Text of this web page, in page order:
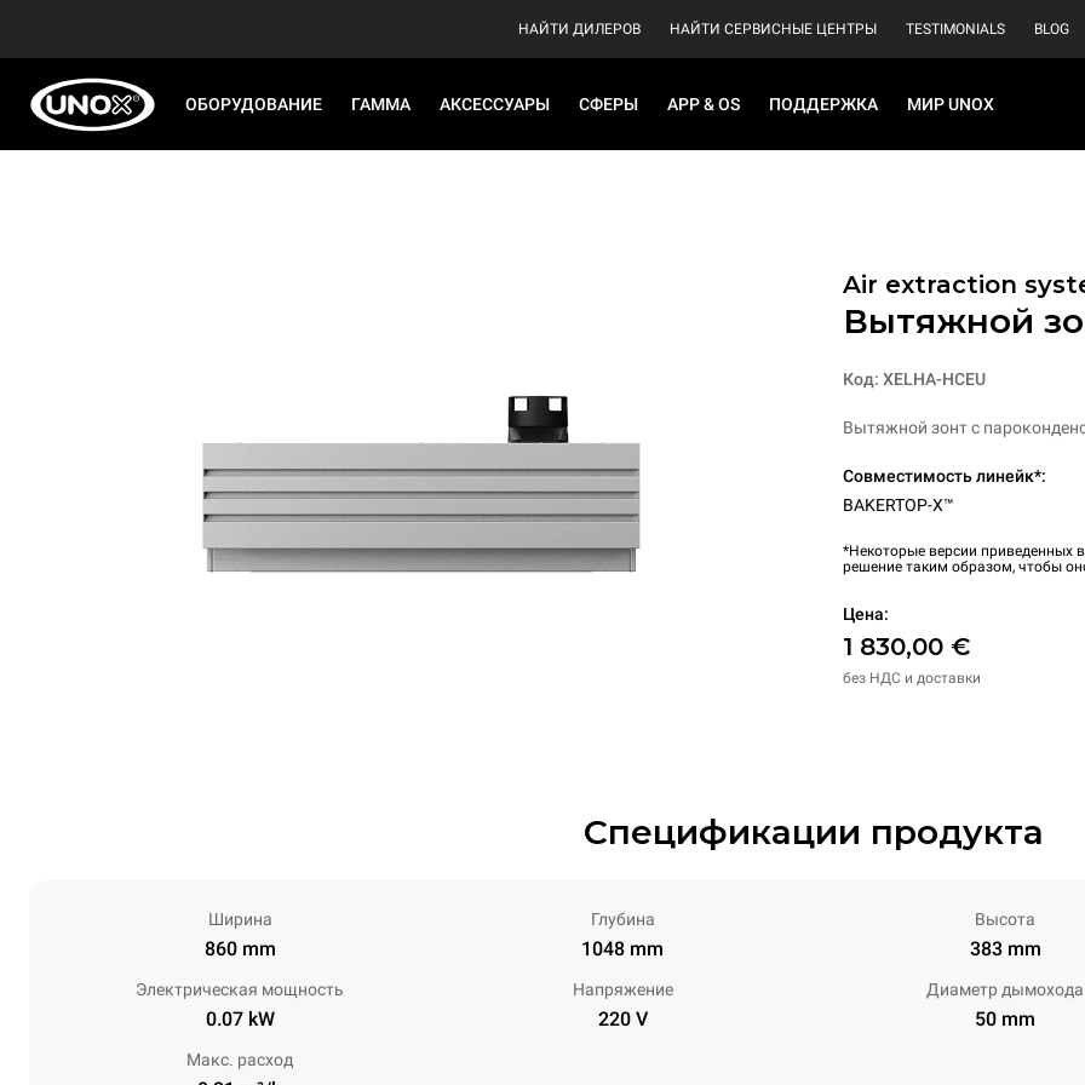
НАЙТИ ДИЛЕРОВ НАЙТИ СЕРВИСНЫЕ ЦЕНТРЫ TESTIMONIALS BLOG
ОБОРУДОВАНИЕ ГАММА АКСЕССУАРЫ СФЕРЫ APP & OS ПОДДЕРЖКА МИР UNOX
Air extraction
Вытяжной
Код: XELHA-HCEU
Вытяжной зонт с
Совместимость линейк*:
BAKERTOP-X™
*Некоторые версии приведенных
решение таким образом, чтобы
Цена:
1 830,00 €
без НДС и доставки
Спецификации продукта
Ширина
860 mm
Глубина
1048 mm
Высота
383 mm
Электрическая мощность
0.07 kW
Напряжение
220 V
Диаметр дымохода
50 mm
Макс. расход